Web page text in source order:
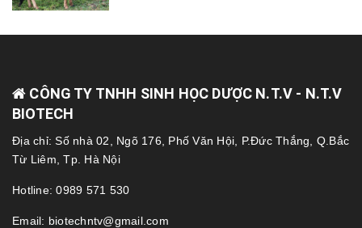
CÔNG TY TNHH SINH HỌC DƯỢC N.T.V - N.T.V
BIOTECH
Địa chỉ: Số nhà 02, Ngõ 176, Phố Văn Hội, P.Đức Thắng, Q.Bắc
Từ Liêm, Tp. Hà Nội
Hotline: 0989 571 530
Email: biotechntv@gmail.com